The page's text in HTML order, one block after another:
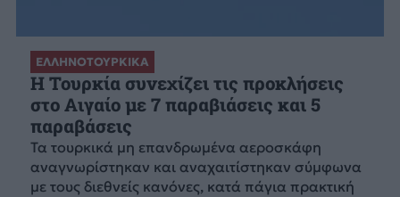
ΕΛΛΗΝΟΤΟΥΡΚΙΚΑ
Η Τουρκία συνεχίζει τις προκλήσεις
στο Αιγαίο με 7 παραβιάσεις και 5
παραβάσεις
Τα τουρκικά μη επανδρωμένα αεροσκάφη
αναγνωρίστηκαν και αναχαιτίστηκαν σύμφωνα
με τους διεθνείς κανόνες, κατά πάγια πρακτική